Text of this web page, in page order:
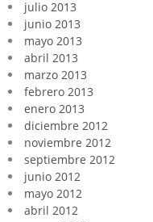
julio 2013
junio 2013
mayo 2013
abril 2013
marzo 2013
febrero 2013
enero 2013
diciembre 2012
noviembre 2012
septiembre 2012
junio 2012
mayo 2012
abril 2012